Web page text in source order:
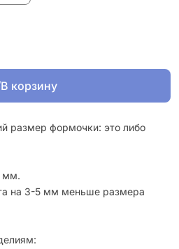
В корзину
размер формочки: это либо
мм.
на 3-5 мм меньше размера